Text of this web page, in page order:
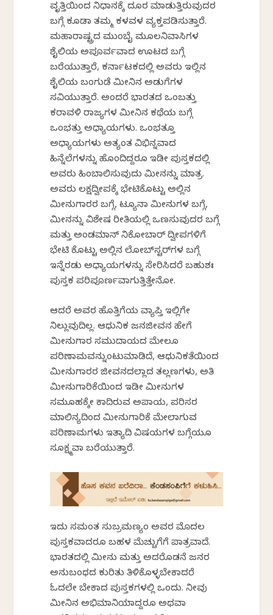
ವೃತ್ತಿಯಿಂದ ನಿಧಾನಕ್ಕೆ ದೂರ ಮಾಡುತ್ತಿರುವುದರ
ಬಗ್ಗೆ ಕೂಡಾ ತಮ್ಮ ಕಳವಳ ವ್ಯಕ್ತಪಡಿಸುತ್ತಾರೆ.
ಮಹಾರಾಷ್ಟ್ರದ ಮುಂಬೈ‌ ಮೂಲನಿವಾಸಿಗಳ
ಶೈಲಿಯ ಅಪೂರ್ವವಾದ ಊಟದ ಬಗ್ಗೆ
ಬರೆಯುತ್ತಾರೆ, ಕರ್ನಾಟಕದಲ್ಲಿ ಅವರು ಇಲ್ಲಿನ
ಶೈಲಿಯ ಬಂಗುಡೆ ಮೀನಿನ ಅಡುಗೆಗಳ
ಸವಿಯುತ್ತಾರೆ. ಅಂದರೆ ಭಾರತದ ಒಂಬತ್ತು
ಕರಾವಳಿ ರಾಜ್ಯಗಳ ಮೀನಿನ ಕಥೆಯ ಬಗ್ಗೆ
ಒಂಭತ್ತು ಅಧ್ಯಾಯಗಳು. ಒಂಭತ್ತೂ
ಅಧ್ಯಾಯಗಳು ಅತ್ಯಂತ ವಿಭಿನ್ನವಾದ
ಹಿನ್ನೆಲೆಗಳನ್ನು ಹೊಂದಿದ್ದರೂ ಇಡೀ ಪುಸ್ತಕದಲ್ಲಿ
ಅವರು ಹಿಂಬಾಲಿಸುವುದು ಮೀನನ್ನು ಮಾತ್ರ.
ಅವರು ಲಕ್ಷದ್ವೀಪಕ್ಕೆ ಭೇಟಿಕೊಟ್ಟು ಅಲ್ಲಿನ
ಮೀನುಗಾರರ ಬಗ್ಗೆ, ಟ್ಯೂನಾ ಮೀನುಗಳ ಬಗ್ಗೆ,
ಮೀನನ್ನು ವಿಶೇಷ ರೀತಿಯಲ್ಲಿ ಒಣಗಿಸುವುದರ ಬಗ್ಗೆ
ಮತ್ತು ಅಂಡಮಾನ್ ನಿಕೋಬಾರ್ ದ್ವೀಪಗಳಿಗೆ
ಭೇಟಿ ಕೊಟ್ಟು ಅಲ್ಲಿನ ಲೋಬ್‌ಸ್ಟರ್‌ಗಳ ಬಗ್ಗೆ
ಇನ್ನೆರಡು ಅಧ್ಯಾಯಗಳನ್ನು ಸೇರಿಸಿದರೆ ಬಹುಶಃ
ಪುಸ್ತಕ ಪರಿಪೂರ್ಣವಾಗುತ್ತಿತ್ತೇನೋ.
ಆದರೆ ಅವರ ಹೊತ್ತಿಗೆಯ ವ್ಯಾಪ್ತಿ ಇಲ್ಲಿಗೇ
ನಿಲ್ಲುವುದಿಲ್ಲ. ಆಧುನಿಕ ಜನಜೀವನ ಹೇಗೆ
ಮೀನುಗಾರ ಸಮುದಾಯದ ಮೇಲೂ
ಪರಿಣಾಮವನ್ನುಂಟುಮಾಡಿದೆ, ಆಧುನಿಕತೆಯಿಂದ‌
ಮೀನುಗಾರರ ಜೀವನದಲ್ಲಾದ ತಲ್ಲಣಗಳು, ಅತಿ
ಮೀನುಗಾರಿಕೆಯಿಂದ ಇಡೀ ಮೀನುಗಳ
ಸಮೂಹಕ್ಕೇ ಕಾದಿರುವ ಅಪಾಯ, ಪರಿಸರ
ಮಾಲಿನ್ಯದಿಂದ ಮೀನುಗಾರಿಕೆ‌ ಮೇಲಾಗುವ
ಪರಿಣಾಮಗಳು ಇತ್ಯಾದಿ ವಿಷಯಗಳ‌ ಬಗ್ಗೆಯೂ
ಸೂಕ್ಷ್ಮವಾಗಿ ಬರೆಯುತ್ತಾರೆ.
ಇದು ಸಮಂತ ಸುಬ್ರಮಣ್ಯಂ ಅವರ ಮೊದಲ
ಪುಸ್ತಕವಾದರೂ ಬಹಳ ಮೆಚ್ಚುಗೆಗೆ ಪಾತ್ರವಾಗಿದೆ.
ಭಾರತದಲ್ಲಿ ಮೀನು ಮತ್ತು ಅದರೊಡನೆ ಜನರ
ಅನುಬಂಧದ ಕುರಿತು ತಿಳಿಕೊಳ್ಳಬೇಕಾದರೆ
ಓದಲೇ ಬೇಕಾದ ಪುಸ್ತಕಗಳಲ್ಲಿ ಒಂದು. ನೀವು
ಮೀನಿನ ಅಭಿಮಾನಿಯಾಗಿದ್ದರೂ ಅಥವಾ